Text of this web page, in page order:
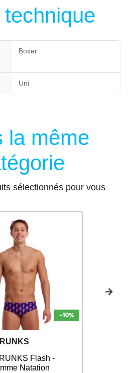
Boxer
Uni
la même
sélectionnés pour vous
Flash -
Natation